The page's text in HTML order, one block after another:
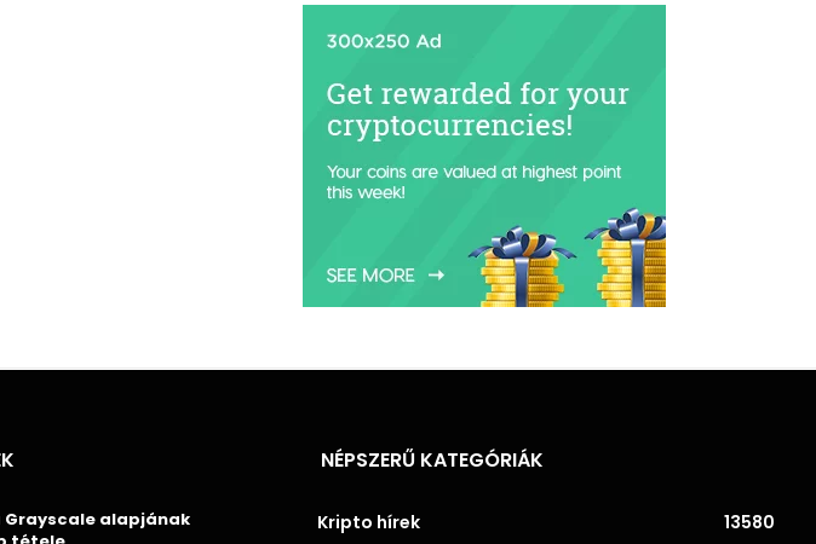
Grayscale alapjának
NÉPSZERŰ KATEGÓRIÁK
Kripto hírek 13580